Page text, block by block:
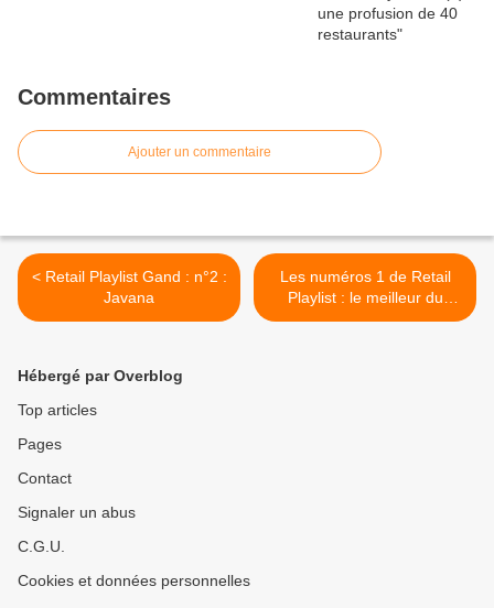
Commentaires
Ajouter un commentaire
< Retail Playlist Gand : n°2 :
Javana
Les numéros 1 de Retail
Playlist : le meilleur du
commerce international >
Hébergé par Overblog
Top articles
Pages
Contact
Signaler un abus
C.G.U.
Cookies et données personnelles